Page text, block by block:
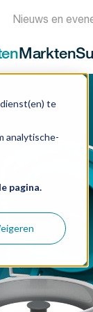
te
analytische-
pagina.
Nieuws en
Markten